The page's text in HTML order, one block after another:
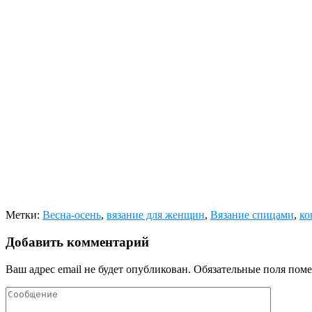
Метки: Весна-осень, вязание для женщин, Вязание спицами,
Добавить комментарий
Ваш адрес email не будет опубликован. Обязательные поля